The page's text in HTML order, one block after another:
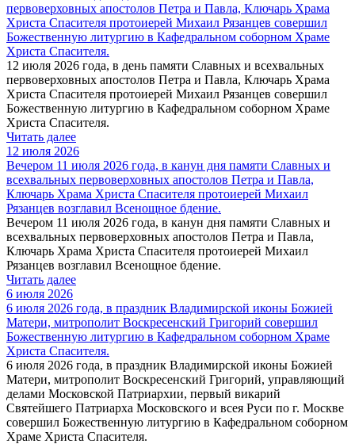
первоверховных апостолов Петра и Павла, Ключарь Храма
Христа Спасителя протоиерей Михаил Рязанцев совершил
Божественную литургию в Кафедральном cоборном Храме
Христа Спасителя.
12 июля 2026 года, в день памяти Славных и всехвальных
первоверховных апостолов Петра и Павла, Ключарь Храма
Христа Спасителя протоиерей Михаил Рязанцев совершил
Божественную литургию в Кафедральном cоборном Храме
Христа Спасителя.
Читать далее
12 июля 2026
Вечером 11 июля 2026 года, в канун дня памяти Славных и
всехвальных первоверховных апостолов Петра и Павла,
Ключарь Храма Христа Спасителя протоиерей Михаил
Рязанцев возглавил Всенощное бдение.
Вечером 11 июля 2026 года, в канун дня памяти Славных и
всехвальных первоверховных апостолов Петра и Павла,
Ключарь Храма Христа Спасителя протоиерей Михаил
Рязанцев возглавил Всенощное бдение.
Читать далее
6 июля 2026
6 июля 2026 года, в праздник Владимирской иконы Божией
Матери, митрополит Воскресенский Григорий совершил
Божественную литургию в Кафедральном соборном Храме
Христа Спасителя.
6 июля 2026 года, в праздник Владимирской иконы Божией
Матери, митрополит Воскресенский Григорий, управляющий
делами Московской Патриархии, первый викарий
Святейшего Патриарха Московского и всея Руси по г. Москве
совершил Божественную литургию в Кафедральном соборном
Храме Христа Спасителя.